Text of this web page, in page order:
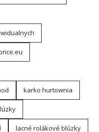
karko hurtownia
lacné rolákové blúzky